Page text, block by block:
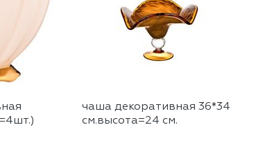
чаша декоративная 36*34
см.высота=24 см.